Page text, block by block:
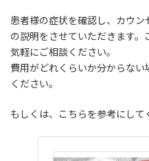
患者様の症状を確認し、カウ
の説明をさせていただきます
気軽にご相談ください。
費用がどれくらいか分からな
ください。
もしくは、こちらを参考にして